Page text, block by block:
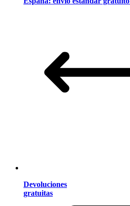
Devoluciones
gratuitas